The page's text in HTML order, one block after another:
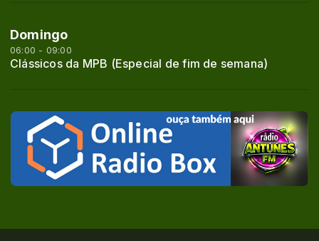
Domingo
06:00 - 09:00
Clássicos da MPB (Especial de fim de semana)